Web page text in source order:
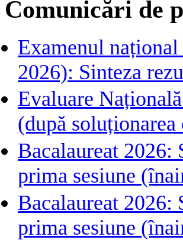
Comunicări de
Examenul
2026): Sinteza
Evaluare
(după
Bacalaureat
prima sesiune
Bacalaureat
prima sesiune